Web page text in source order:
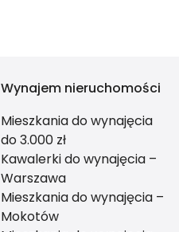
Wynajem nieruchomości
Mieszkania do wynajęcia
do 3.000 zł
Kawalerki do wynajęcia –
Warszawa
Mieszkania do wynajęcia –
Mokotów